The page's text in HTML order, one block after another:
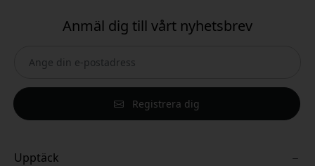
Anmäl dig till vårt nyhetsbrev
Registrera dig
Upptäck